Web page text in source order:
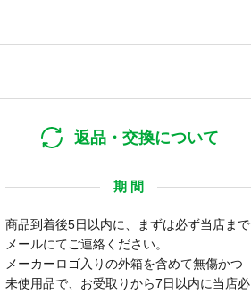
返品・交換について
期 間
商品到着後5日以内に、まずは必ず当店まで
メールにてご連絡ください。
メーカーロゴ入りの外箱を含めて無傷かつ
未使用品で、お受取りから7日以内に当店必